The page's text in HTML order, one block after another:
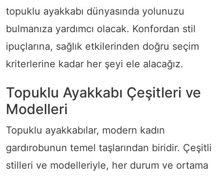
topuklu ayakkabı dünyasında yolunuzu
bulmanıza yardımcı olacak. Konfordan stil
ipuçlarına, sağlık etkilerinden doğru seçim
kriterlerine kadar her şeyi ele alacağız.
Topuklu Ayakkabı Çeşitleri ve
Modelleri
Topuklu ayakkabılar, modern kadın
gardırobunun temel taşlarından biridir. Çeşitli
stilleri ve modelleriyle, her durum ve ortama